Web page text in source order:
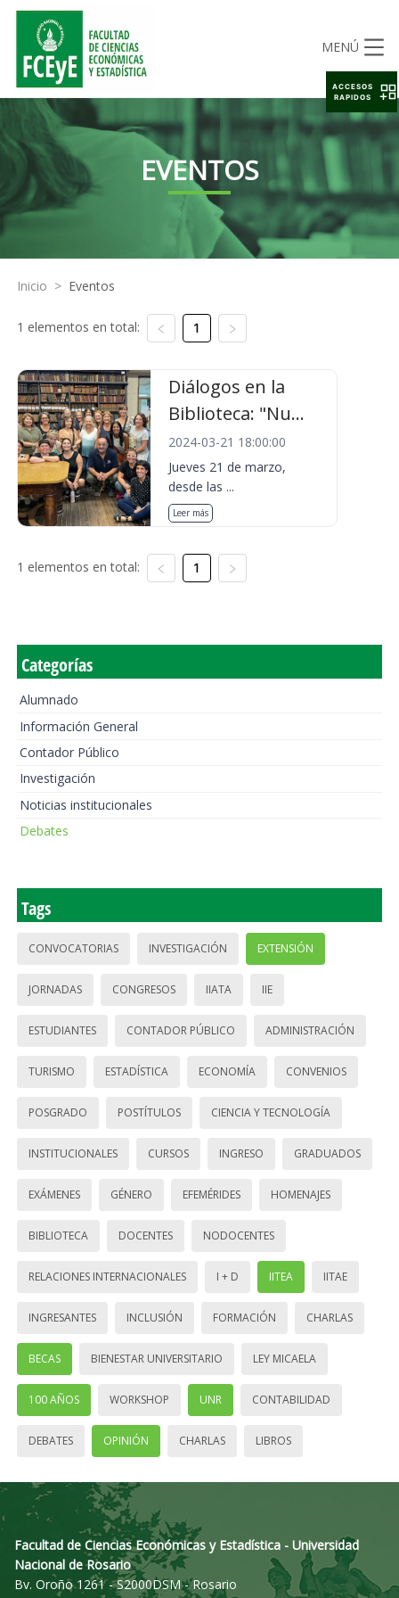
MENÚ
EVENTOS
Inicio > Eventos
1 elementos en total: 1
Diálogos en la
Biblioteca: "Nu...
2024-03-21 18:00:00
Jueves 21 de marzo,
desde las ...
Leer más
1 elementos en total: 1
Categorías
Alumnado
Información General
Contador Público
Investigación
Noticias institucionales
Debates
Tags
CONVOCATORIAS INVESTIGACIÓN EXTENSIÓN
JORNADAS CONGRESOS IIATA IIE
ESTUDIANTES CONTADOR PÚBLICO ADMINISTRACIÓN
TURISMO ESTADÍSTICA ECONOMÍA CONVENIOS
POSGRADO POSTÍTULOS CIENCIA Y TECNOLOGÍA
INSTITUCIONALES CURSOS INGRESO GRADUADOS
EXÁMENES GÉNERO EFEMÉRIDES HOMENAJES
BIBLIOTECA DOCENTES NODOCENTES
RELACIONES INTERNACIONALES I + D IITEA IITAE
INGRESANTES INCLUSIÓN FORMACIÓN CHARLAS
BECAS BIENESTAR UNIVERSITARIO LEY MICAELA
100 AÑOS WORKSHOP UNR CONTABILIDAD
DEBATES OPINIÓN CHARLAS LIBROS
Facultad de Ciencias Económicas y Estadística - Universidad
Nacional de Rosario
Bv. Oroño 1261 - S2000DSM - Rosario
ACCESOS
RAPIDOS